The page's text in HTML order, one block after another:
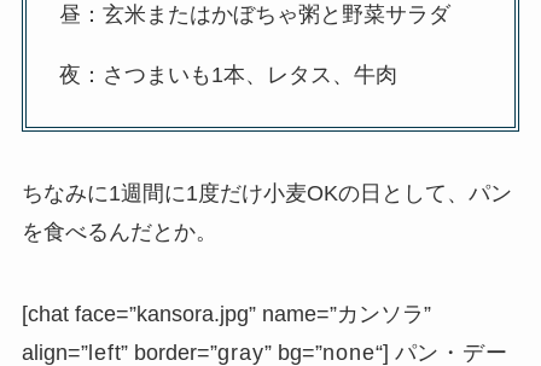
昼：玄米またはかぼちゃ粥と野菜サラダ
夜：さつまいも1本、レタス、牛肉
ちなみに1週間に1度だけ小麦OKの日として、パン
を食べるんだとか。
[chat face=”kansora.jpg” name=”カンソラ”
align=”left” border=”gray” bg=”none“] パン・デー